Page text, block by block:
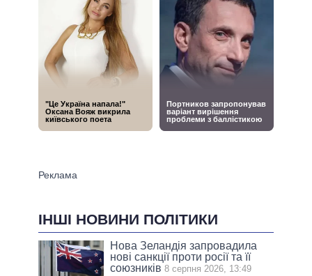
ІНШІ НОВИНИ ПОЛІТИКИ
Нова Зеландія запровадила
нові санкції проти росії та її
союзників 8 серпня 2026, 13:49